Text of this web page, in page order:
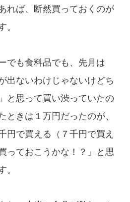
れば、断然買っておくのが
。
でも食料品でも、先月は
出ないわけじゃないけどち
思って買い渋っていたの
ときは１万円だったのが、
円で買える（７千円で買え
っておこうかな！？」と思
。